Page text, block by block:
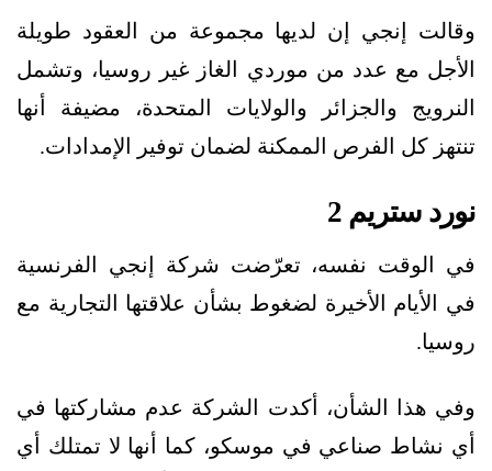
وقالت إنجي إن لديها مجموعة من العقود طويلة
الأجل مع عدد من موردي الغاز غير روسيا، وتشمل
النرويج والجزائر والولايات المتحدة، مضيفة أنها
تنتهز كل الفرص الممكنة لضمان توفير الإمدادات.
نورد ستريم 2
في الوقت نفسه، تعرّضت شركة إنجي الفرنسية
في الأيام الأخيرة لضغوط بشأن علاقتها التجارية مع
روسيا.
وفي هذا الشأن، أكدت الشركة عدم مشاركتها في
أي نشاط صناعي في موسكو، كما أنها لا تمتلك أي